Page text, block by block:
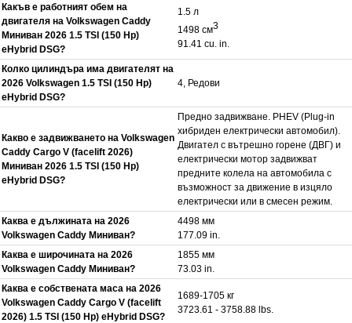
Какъв е работният обем на
двигателя на Volkswagen Caddy
Миниван 2026 1.5 TSI (150 Hp)
eHybrid DSG?
1.5 л
1498 см3
91.41 cu. in.
Колко цилиндъра има двигателят на
2026 Volkswagen 1.5 TSI (150 Hp)
eHybrid DSG?
4, Редови
Какво е задвижването на Volkswagen
Caddy Cargo V (facelift 2026)
Миниван 2026 1.5 TSI (150 Hp)
eHybrid DSG?
Предно задвижване. PHEV (Plug-in
хибриден електрически автомобил).
Двигател с вътрешно горене (ДВГ) и
електрически мотор задвижват
предните колела на автомобила с
възможност за движение в изцяло
електрически или в смесен режим.
Каква е дължината на 2026
Volkswagen Caddy Миниван?
4498 мм
177.09 in.
Каква е широчината на 2026
Volkswagen Caddy Миниван?
1855 мм
73.03 in.
Каква е собствената маса на 2026
Volkswagen Caddy Cargo V (facelift
2026) 1.5 TSI (150 Hp) eHybrid DSG?
1689-1705 кг
3723.61 - 3758.88 lbs.